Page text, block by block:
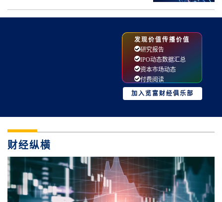
发现价值传播价值
研究报告
IPO动态数据汇总
资本市场动态
付费阅读
加入览富财经俱乐部
财经纵横